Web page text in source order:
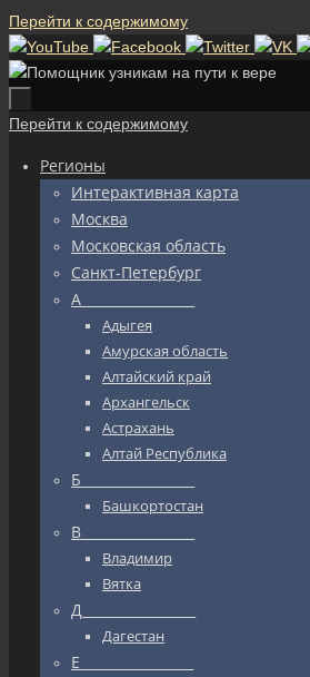
Перейти к содержимому
Перейти к содержимому
Регионы
Интерактивная карта
Москва
Московская область
Санкт-Петербург
А_________________
Адыгея
Амурская область
Алтайский край
Архангельск
Астрахань
Алтай Республика
Б_________________
Башкортостан
В_________________
Владимир
Вятка
Д_________________
Дагестан
Е_________________